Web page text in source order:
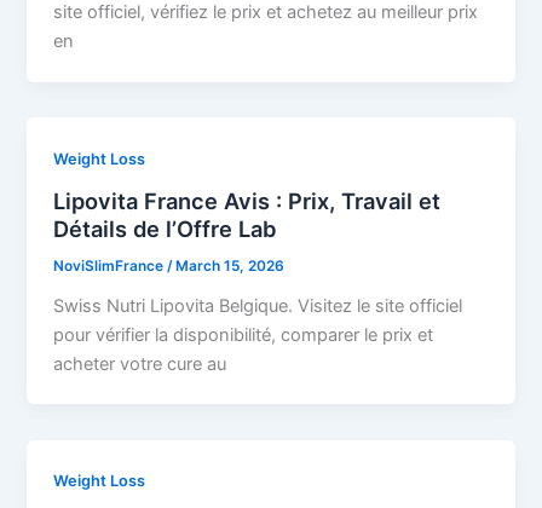
site officiel, vérifiez le prix et achetez au meilleur prix
en
Weight Loss
Lipovita France Avis : Prix, Travail et
Détails de l’Offre Lab
NoviSlimFrance /March 15, 2026
Swiss Nutri Lipovita Belgique. Visitez le site officiel
pour vérifier la disponibilité, comparer le prix et
acheter votre cure au
Weight Loss